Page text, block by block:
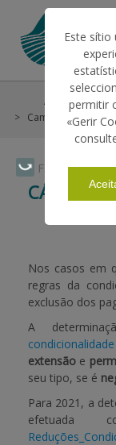
Faça Swipe
O IFAP
AJUDAS/APOIOS
INFORMAÇÕES
ESTATÍSTICAS
PAGAMENTOS
APOIO AO
Ajudas/Apoios
Campanha 2021
CÁLCULO
Nos casos em
regras da
exclusão dos
A
condicionalidade
extensão e
seu tipo, se é
Para 2021, a
Este sítio
permitir
«Gerir